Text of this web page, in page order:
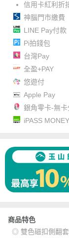
信用卡紅利折
神腦門市繳費
LINE Pay付款
Pi拍錢包
台灣Pay
全盈+PAY
悠遊付
Apple Pay
銀角零卡-無卡
iPASS MONEY
商品特色
◎ 雙色磁扣側翻